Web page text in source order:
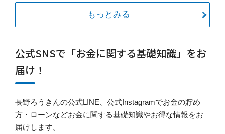
もっとみる
公式SNSで「お金に関する基礎知識」をお
届け！
長野ろうきんの公式LINE、公式Instagramでお金の貯め
方・ローンなどお金に関する基礎知識やお得な情報をお
届けします。